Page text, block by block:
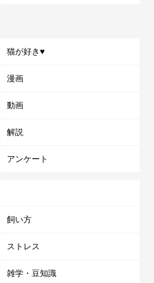
猫が好き♥
漫画
動画
解説
アンケート
飼い方
ストレス
雑学・豆知識